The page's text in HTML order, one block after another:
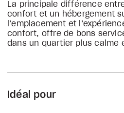
La principale différence
confort et un hébergement
l’emplacement et
confort, offre de bons
dans un quartier plus calme
Idéal pour